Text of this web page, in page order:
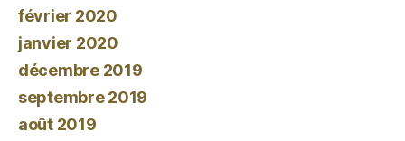
février 2020
janvier 2020
décembre 2019
septembre 2019
août 2019